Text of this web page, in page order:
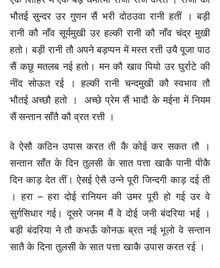
भौतई सुन्दर उर गुणन सैं भरी दोठउवा रानी हतीं । बड़ी
रानी कौ नाँव सूर्यमुखी उर हल्की रानी कौ नाँव चंद्र मुखी
हतो। बड़ी रानी तौ अपने बड़प्पन में मस्त रत्ती उयै पूजा पाठ
सैं कछू मतलब नई हतो। मन कौ खाव पियो उर घुर्राटे की
नींद सोऊत रई । हल्की रानी चन्दमुखी कौ स्वभाव तौ
भौतई अच्छौ हतो । अच्छे प्रेम सैं भादौ के मईना में नियम
सैं सन्तान साँतै कौ व्रत रत्ती ।
वे ऐसौ कठिन उपास करत ती कै कोई कर सकत तौ ।
सन्तान साँत के दिन तुलसी के सात पत्ता खाकै पानी पीकै
दिन काड़ देत तीं। ऐसई ऐसै उन्ने पूरी जिन्दगी काड़ दई ती
। हरा – हरा दोई रानियन की उमर पूरी हो गई उर वे
सुर्गसिधार गई। दूसरे जनम मैं वे दोई जनी बंदरिया भई ।
बड़ी बंदरिया ने तौ कभऊँ कोनऊ ब्रत नई भूलो वे सन्तान
सातै के दिना तुलसी के सात पत्ता खाकै उपास करत रई ।